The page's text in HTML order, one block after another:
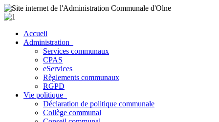
Accueil
Administration
Services communaux
CPAS
eServices
Règlements communaux
RGPD
Vie politique
Déclaration de politique communale
Collège communal